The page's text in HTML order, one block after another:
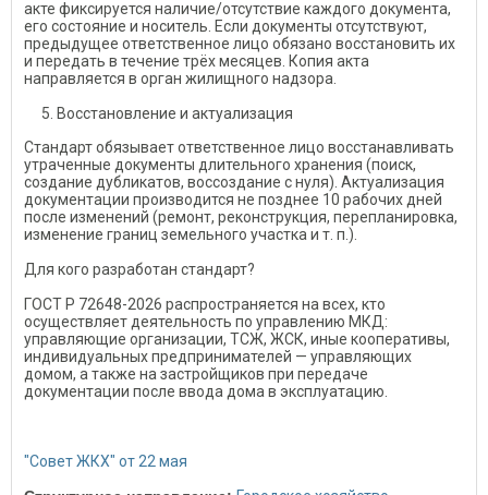
акте фиксируется наличие/отсутствие каждого документа,
его состояние и носитель. Если документы отсутствуют,
предыдущее ответственное лицо обязано восстановить их
и передать в течение трёх месяцев. Копия акта
направляется в орган жилищного надзора.
Восстановление и актуализация
Стандарт обязывает ответственное лицо восстанавливать
утраченные документы длительного хранения (поиск,
создание дубликатов, воссоздание с нуля). Актуализация
документации производится не позднее 10 рабочих дней
после изменений (ремонт, реконструкция, перепланировка,
изменение границ земельного участка и т. п.).
Для кого разработан стандарт?
ГОСТ Р 72648-2026 распространяется на всех, кто
осуществляет деятельность по управлению МКД:
управляющие организации, ТСЖ, ЖСК, иные кооперативы,
индивидуальных предпринимателей — управляющих
домом, а также на застройщиков при передаче
документации после ввода дома в эксплуатацию.
"Совет ЖКХ" от 22 мая